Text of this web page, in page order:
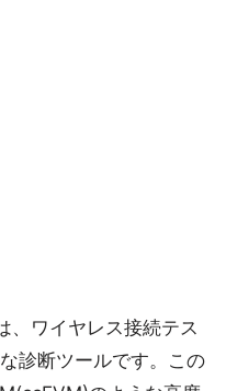
、ワイヤレス接続テス
診断ツールです。この